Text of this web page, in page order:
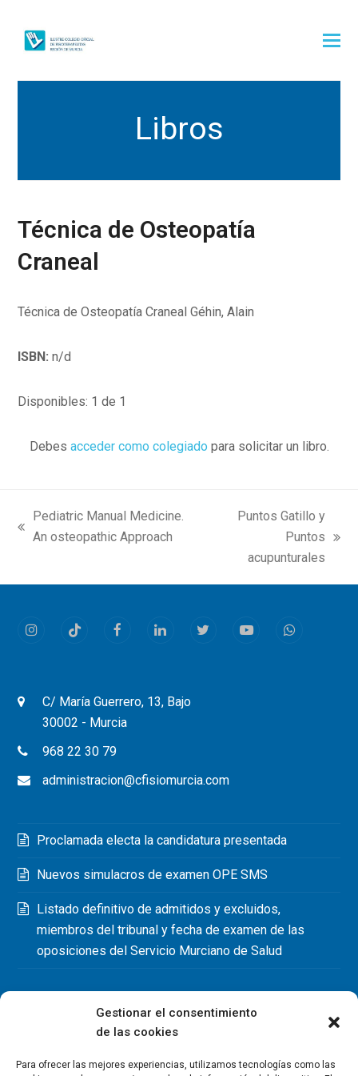
Gestionar el consentimiento
de las cookies
Para ofrecer las mejores experiencias, utilizamos tecnologías como las
Libros
Técnica de Osteopatía
Craneal
Técnica de Osteopatía Craneal Géhin, Alain
ISBN: n/d
Disponibles: 1 de 1
Debes acceder como colegiado para solicitar un libro.
previous
Pediatric Manual Medicine.
An osteopathic Approach
Puntos Gatillo y
Puntos
acupunturales
InstagramTiktok FacebookLinkedInTwitterYoutubeWhatsapp
C/ María Guerrero, 13, Bajo
30002 - Murcia
968 22 30 79
administracion@cfisiomurcia.com
Proclamada electa la candidatura presentada
Nuevos simulacros de examen OPE SMS
Listado definitivo de admitidos y excluidos,
miembros del tribunal y fecha de examen de las
oposiciones del Servicio Murciano de Salud